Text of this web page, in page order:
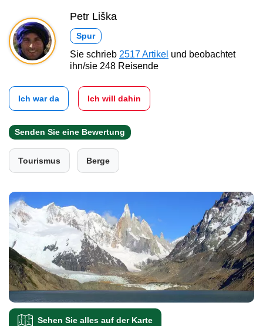
Petr Liška
Spur
Sie schrieb 2517 Artikel und beobachtet
ihn/sie 248 Reisende
Ich war da Ich will dahin
Senden Sie eine Bewertung
Tourismus Berge
Sehen Sie alles auf der Karte